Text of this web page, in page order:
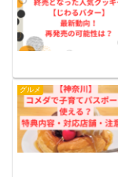
グルメ